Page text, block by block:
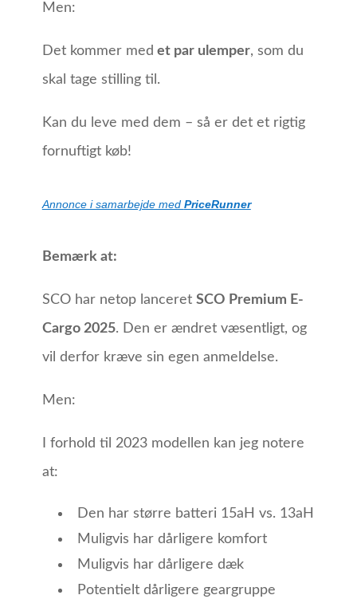
Men:
Det kommer med et par ulemper, som du
skal tage stilling til.
Kan du leve med dem – så er det et rigtig
fornuftigt køb!
Annonce i samarbejde med PriceRunner
Bemærk at:
SCO har netop lanceret SCO Premium E-
Cargo 2025. Den er ændret væsentligt, og
vil derfor kræve sin egen anmeldelse.
Men:
I forhold til 2023 modellen kan jeg notere
at:
Den har større batteri 15aH vs. 13aH
Muligvis har dårligere komfort
Muligvis har dårligere dæk
Potentielt dårligere geargruppe